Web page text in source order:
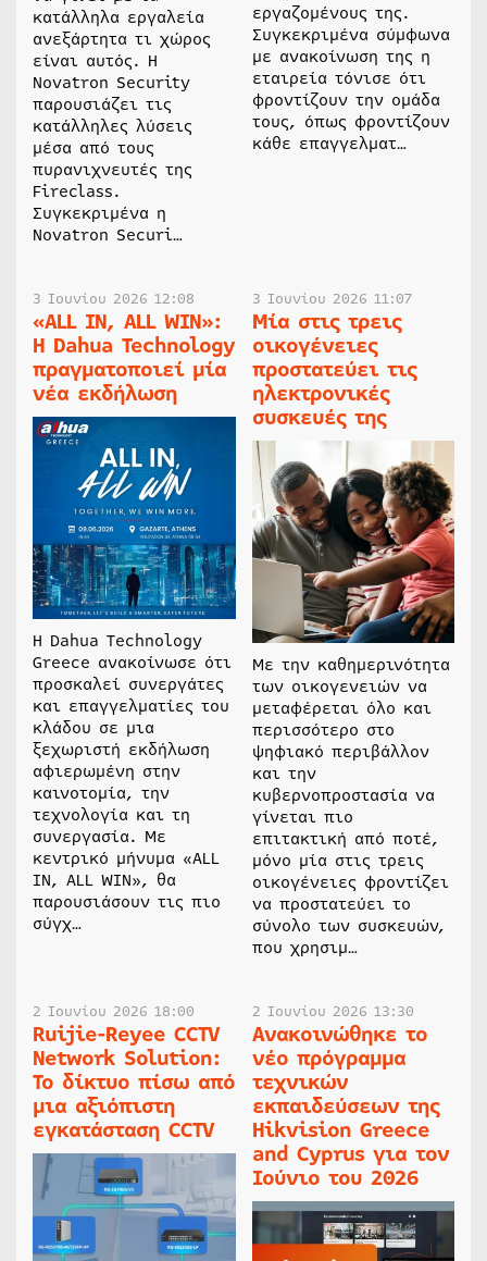
κατάλληλα εργαλεία
ανεξάρτητα τι χώρος
είναι αυτός. Η
Novatron Security
παρουσιάζει τις
κατάλληλες λύσεις
μέσα από τους
πυρανιχνευτές της
Fireclass.
Συγκεκριμένα η
Novatron Securi…
εργαζομένους της.
Συγκεκριμένα σύμφωνα
με ανακοίνωση της η
εταιρεία τόνισε ότι
φροντίζουν την ομάδα
τους, όπως φροντίζουν
κάθε επαγγελματ…
3 Ιουνίου 2026 12:08
«ALL IN, ALL WIN»:
Η Dahua Technology
πραγματοποιεί μία
νέα εκδήλωση
Η Dahua Technology
Greece ανακοίνωσε ότι
προσκαλεί συνεργάτες
και επαγγελματίες του
κλάδου σε μια
ξεχωριστή εκδήλωση
αφιερωμένη στην
καινοτομία, την
τεχνολογία και τη
συνεργασία. Με
κεντρικό μήνυμα «ALL
IN, ALL WIN», θα
παρουσιάσουν τις πιο
σύγχ…
3 Ιουνίου 2026 11:07
Μία στις τρεις
οικογένειες
προστατεύει τις
ηλεκτρονικές
συσκευές της
Με την καθημερινότητα
των οικογενειών να
μεταφέρεται όλο και
περισσότερο στο
ψηφιακό περιβάλλον
και την
κυβερνοπροστασία να
γίνεται πιο
επιτακτική από ποτέ,
μόνο μία στις τρεις
οικογένειες φροντίζει
να προστατεύει το
σύνολο των συσκευών,
που χρησιμ…
2 Ιουνίου 2026 18:00
Ruijie-Reyee CCTV
Network Solution:
Το δίκτυο πίσω από
μια αξιόπιστη
εγκατάσταση CCTV
2 Ιουνίου 2026 13:30
Ανακοινώθηκε το
νέο πρόγραμμα
τεχνικών
εκπαιδεύσεων της
Hikvision Greece
and Cyprus για τον
Ιούνιο του 2026